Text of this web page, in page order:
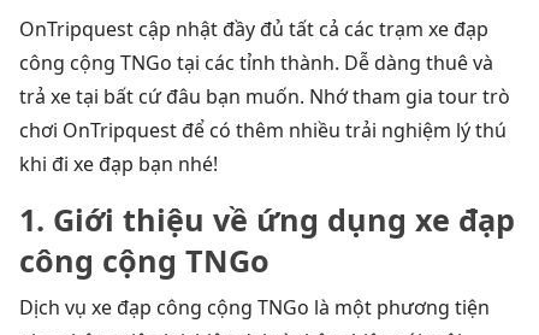
OnTripquest cập nhật đầy đủ tất cả các trạm xe đạp
công cộng TNGo tại các tỉnh thành. Dễ dàng thuê và
trả xe tại bất cứ đâu bạn muốn. Nhớ tham gia tour trò
chơi OnTripquest để có thêm nhiều trải nghiệm lý thú
khi đi xe đạp bạn nhé!
1. Giới thiệu về ứng dụng xe đạp
công cộng TNGo
Dịch vụ xe đạp công cộng TNGo là một phương tiện